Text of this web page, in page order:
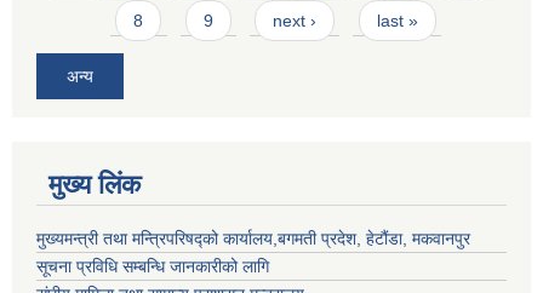
8 9 next › last »
अन्य
मुख्य लिंक
मुख्यमन्त्री तथा मन्त्रिपरिषद्को कार्यालय,बगमती प्रदेश, हेटौंडा, मकवानपुर
सूचना प्रविधि सम्बन्धि जानकारीको लागि